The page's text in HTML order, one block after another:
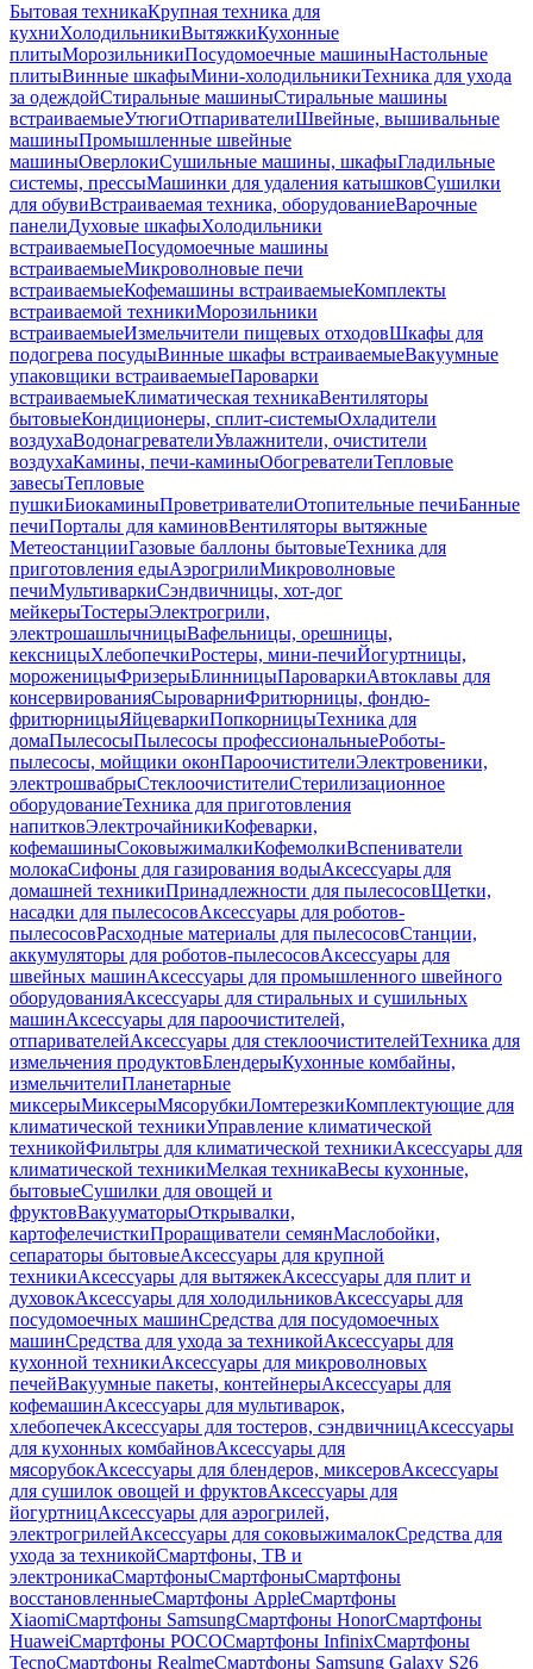
Бытовая техникаКрупная техника для
кухниХолодильникиВытяжкиКухонные
плитыМорозильникиПосудомоечные машиныНастольные
плитыВинные шкафыМини-холодильникиТехника для ухода
за одеждойСтиральные машиныСтиральные машины
встраиваемыеУтюгиОтпаривателиШвейные, вышивальные
машиныПромышленные швейные
машиныОверлокиСушильные машины, шкафыГладильные
системы, прессыМашинки для удаления катышковСушилки
для обувиВстраиваемая техника, оборудованиеВарочные
панелиДуховые шкафыХолодильники
встраиваемыеПосудомоечные машины
встраиваемыеМикроволновые печи
встраиваемыеКофемашины встраиваемыеКомплекты
встраиваемой техникиМорозильники
встраиваемыеИзмельчители пищевых отходовШкафы для
подогрева посудыВинные шкафы встраиваемыеВакуумные
упаковщики встраиваемыеПароварки
встраиваемыеКлиматическая техникаВентиляторы
бытовыеКондиционеры, сплит-системыОхладители
воздухаВодонагревателиУвлажнители, очистители
воздухаКамины, печи-каминыОбогревателиТепловые
завесыТепловые
пушкиБиокаминыПроветривателиОтопительные печиБанные
печиПорталы для каминовВентиляторы вытяжные
МетеостанцииГазовые баллоны бытовыеТехника для
приготовления едыАэрогрилиМикроволновые
печиМультиваркиСэндвичницы, хот-дог
мейкерыТостерыЭлектрогрили,
электрошашлычницыВафельницы, орешницы,
кексницыХлебопечкиРостеры, мини-печиЙогуртницы,
мороженицыФризерыБлинницыПароваркиАвтоклавы для
консервированияСыроварниФритюрницы, фондю-
фритюрницыЯйцеваркиПопкорницыТехника для
домаПылесосыПылесосы профессиональныеРоботы-
пылесосы, мойщики оконПароочистителиЭлектровеники,
электрошвабрыСтеклоочистителиСтерилизационное
оборудованиеТехника для приготовления
напитковЭлектрочайникиКофеварки,
кофемашиныСоковыжималкиКофемолкиВспениватели
молокаСифоны для газирования водыАксессуары для
домашней техникиПринадлежности для пылесосовЩетки,
насадки для пылесосовАксессуары для роботов-
пылесосовРасходные материалы для пылесосовСтанции,
аккумуляторы для роботов-пылесосовАксессуары для
швейных машинАксессуары для промышленного швейного
оборудованияАксессуары для стиральных и сушильных
машинАксессуары для пароочистителей,
отпаривателейАксессуары для стеклоочистителейТехника для
измельчения продуктовБлендерыКухонные комбайны,
измельчителиПланетарные
миксерыМиксерыМясорубкиЛомтерезкиКомплектующие для
климатической техникиУправление климатической
техникойФильтры для климатической техникиАксессуары для
климатической техникиМелкая техникаВесы кухонные,
бытовыеСушилки для овощей и
фруктовВакууматорыОткрывалки,
картофелечисткиПроращиватели семянМаслобойки,
сепараторы бытовыеАксессуары для крупной
техникиАксессуары для вытяжекАксессуары для плит и
духовокАксессуары для холодильниковАксессуары для
посудомоечных машинСредства для посудомоечных
машинСредства для ухода за техникойАксессуары для
кухонной техникиАксессуары для микроволновых
печейВакуумные пакеты, контейнерыАксессуары для
кофемашинАксессуары для мультиварок,
хлебопечекАксессуары для тостеров, сэндвичницАксессуары
для кухонных комбайновАксессуары для
мясорубокАксессуары для блендеров, миксеровАксессуары
для сушилок овощей и фруктовАксессуары для
йогуртницАксессуары для аэрогрилей,
электрогрилейАксессуары для соковыжималокСредства для
ухода за техникойСмартфоны, ТВ и
электроникаСмартфоныСмартфоныСмартфоны
восстановленныеСмартфоны AppleСмартфоны
XiaomiСмартфоны SamsungСмартфоны HonorСмартфоны
HuaweiСмартфоны POCOСмартфоны InfinixСмартфоны
TecnoСмартфоны RealmeСмартфоны Samsung Galaxy S26